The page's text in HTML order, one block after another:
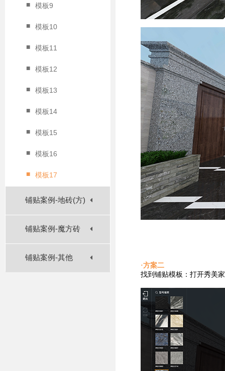
■ 模板9
■ 模板10
■ 模板11
■ 模板12
■ 模板13
■ 模板14
■ 模板15
■ 模板16
■ 模板17
铺贴案例-地砖(方)
铺贴案例-魔方砖
铺贴案例-其他
·方案二
找到铺贴模板：打开秀美